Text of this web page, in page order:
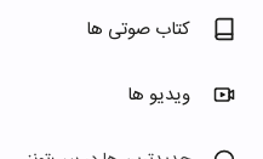
کتاب صوتی ها
ویدیو ها